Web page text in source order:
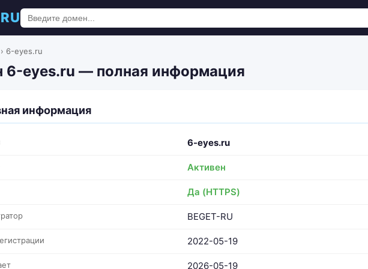
› 6-eyes.ru
6-eyes.ru — полная информация
информация
6-eyes.ru
Активен
Да (HTTPS)
BEGET-RU
2022-05-19
2026-05-19